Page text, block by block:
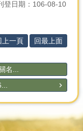
登日期：106-08-10
上一頁 回最上面
名...